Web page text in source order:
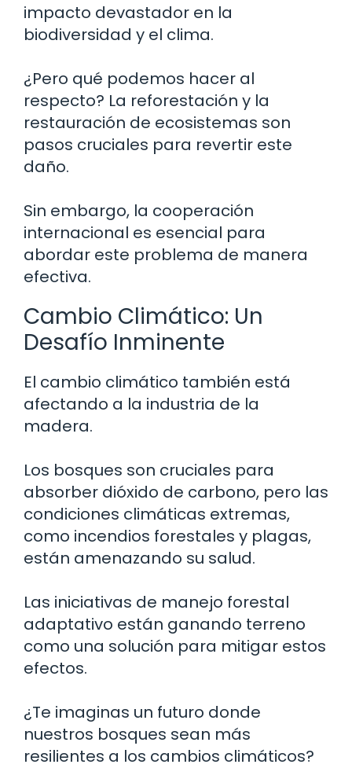
impacto devastador en la
biodiversidad y el clima.
¿Pero qué podemos hacer al
respecto? La reforestación y la
restauración de ecosistemas son
pasos cruciales para revertir este
daño.
Sin embargo, la cooperación
internacional es esencial para
abordar este problema de manera
efectiva.
Cambio Climático: Un
Desafío Inminente
El cambio climático también está
afectando a la industria de la
madera.
Los bosques son cruciales para
absorber dióxido de carbono, pero las
condiciones climáticas extremas,
como incendios forestales y plagas,
están amenazando su salud.
Las iniciativas de manejo forestal
adaptativo están ganando terreno
como una solución para mitigar estos
efectos.
¿Te imaginas un futuro donde
nuestros bosques sean más
resilientes a los cambios climáticos?